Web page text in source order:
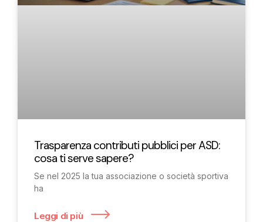
Trasparenza contributi pubblici per ASD:
cosa ti serve sapere?
Se nel 2025 la tua associazione o società sportiva
ha
Leggi di più